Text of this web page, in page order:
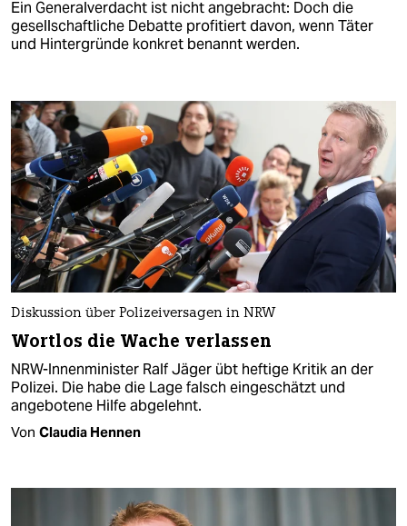
Ein Generalverdacht ist nicht angebracht: Doch die
gesellschaftliche Debatte profitiert davon, wenn Täter
und Hintergründe konkret benannt werden.
Diskussion über Polizeiversagen in NRW
Wortlos die Wache verlassen
NRW-Innenminister Ralf Jäger übt heftige Kritik an der
Polizei. Die habe die Lage falsch eingeschätzt und
angebotene Hilfe abgelehnt.
Von Claudia Hennen